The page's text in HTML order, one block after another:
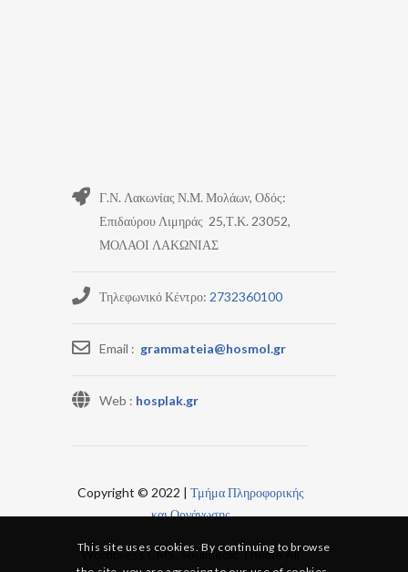
Γ.Ν. Λακωνίας Ν.Μ. Μολάων, Οδός:
Επιδαύρου Λιμηράς 25,Τ.Κ. 23052,
ΜΟΛΑΟΙ ΛΑΚΩΝΙΑΣ
Τηλεφωνικό Κέντρο: 2732360100
Email : grammateia@hosmol.gr
Web : hosplak.gr
Copyright © 2022 | Τμήμα Πληροφορικής
και Οργάνωσης
Wordpress CMS, Soulmedic Theme All
This site uses cookies. By continuing to browse